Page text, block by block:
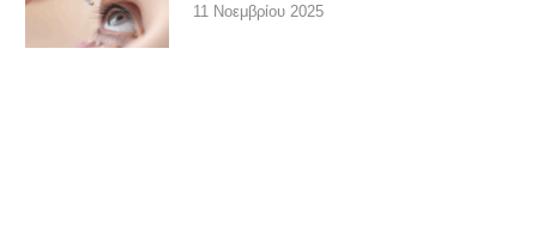
11 Νοεμβρίου 2025